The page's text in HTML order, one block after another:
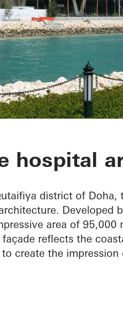
hospital
district of Doha,
Developed
area of 95,000
reflects the
create the